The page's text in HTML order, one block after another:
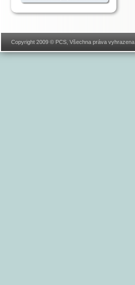
Copyright 2009 © PCS, Všechna práva vyhrazena